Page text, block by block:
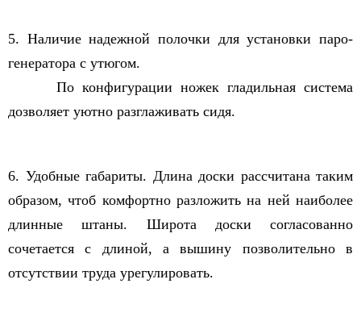
5. Наличие надежной полочки для установки паро-
генератора с утюгом.
По конфигурации ножек гладильная система
дозволяет уютно разглаживать сидя.
6. Удобные габариты. Длина доски рассчитана таким
образом, чтоб комфортно разложить на ней наиболее
длинные штаны. Широта доски согласованно
сочетается с длиной, а вышину позволительно в
отсутствии труда урегулировать.